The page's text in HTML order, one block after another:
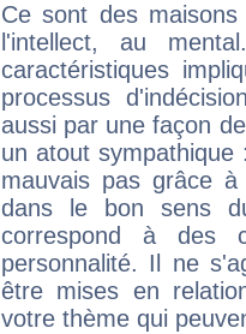
Ce sont des
l'intellect, au
caractéristiques
processus
aussi par une façon
un atout
mauvais pas grâce
dans le bon sens
correspond à des
personnalité. Il ne
être mises en
votre thème qui